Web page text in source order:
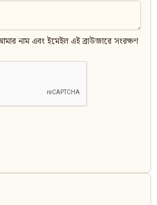
নাম এবং ইমেইল এই ব্রাউজারে সংরক্ষণ